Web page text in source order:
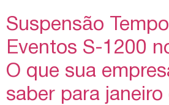
Suspensão
Eventos S-1200
O que sua
saber para janeiro